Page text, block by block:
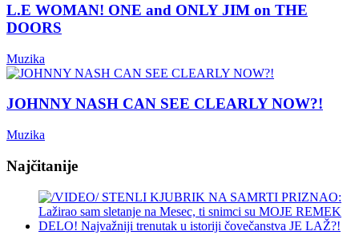
L.E WOMAN! ONE and ONLY JIM on THE
DOORS
Muzika
JOHNNY NASH CAN SEE CLEARLY NOW?!
Muzika
Najčitanije